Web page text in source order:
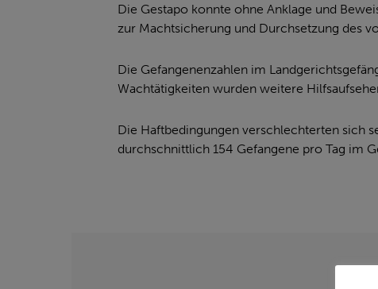
Die Gestapo konnte ohne Anklage und
zur Machtsicherung und Durchsetzung des
Die Gefangenenzahlen im
Wachtätigkeiten wurden weitere
Die Haftbedingungen verschlechterten sich
durchschnittlich 154 Gefangene pro Tag im